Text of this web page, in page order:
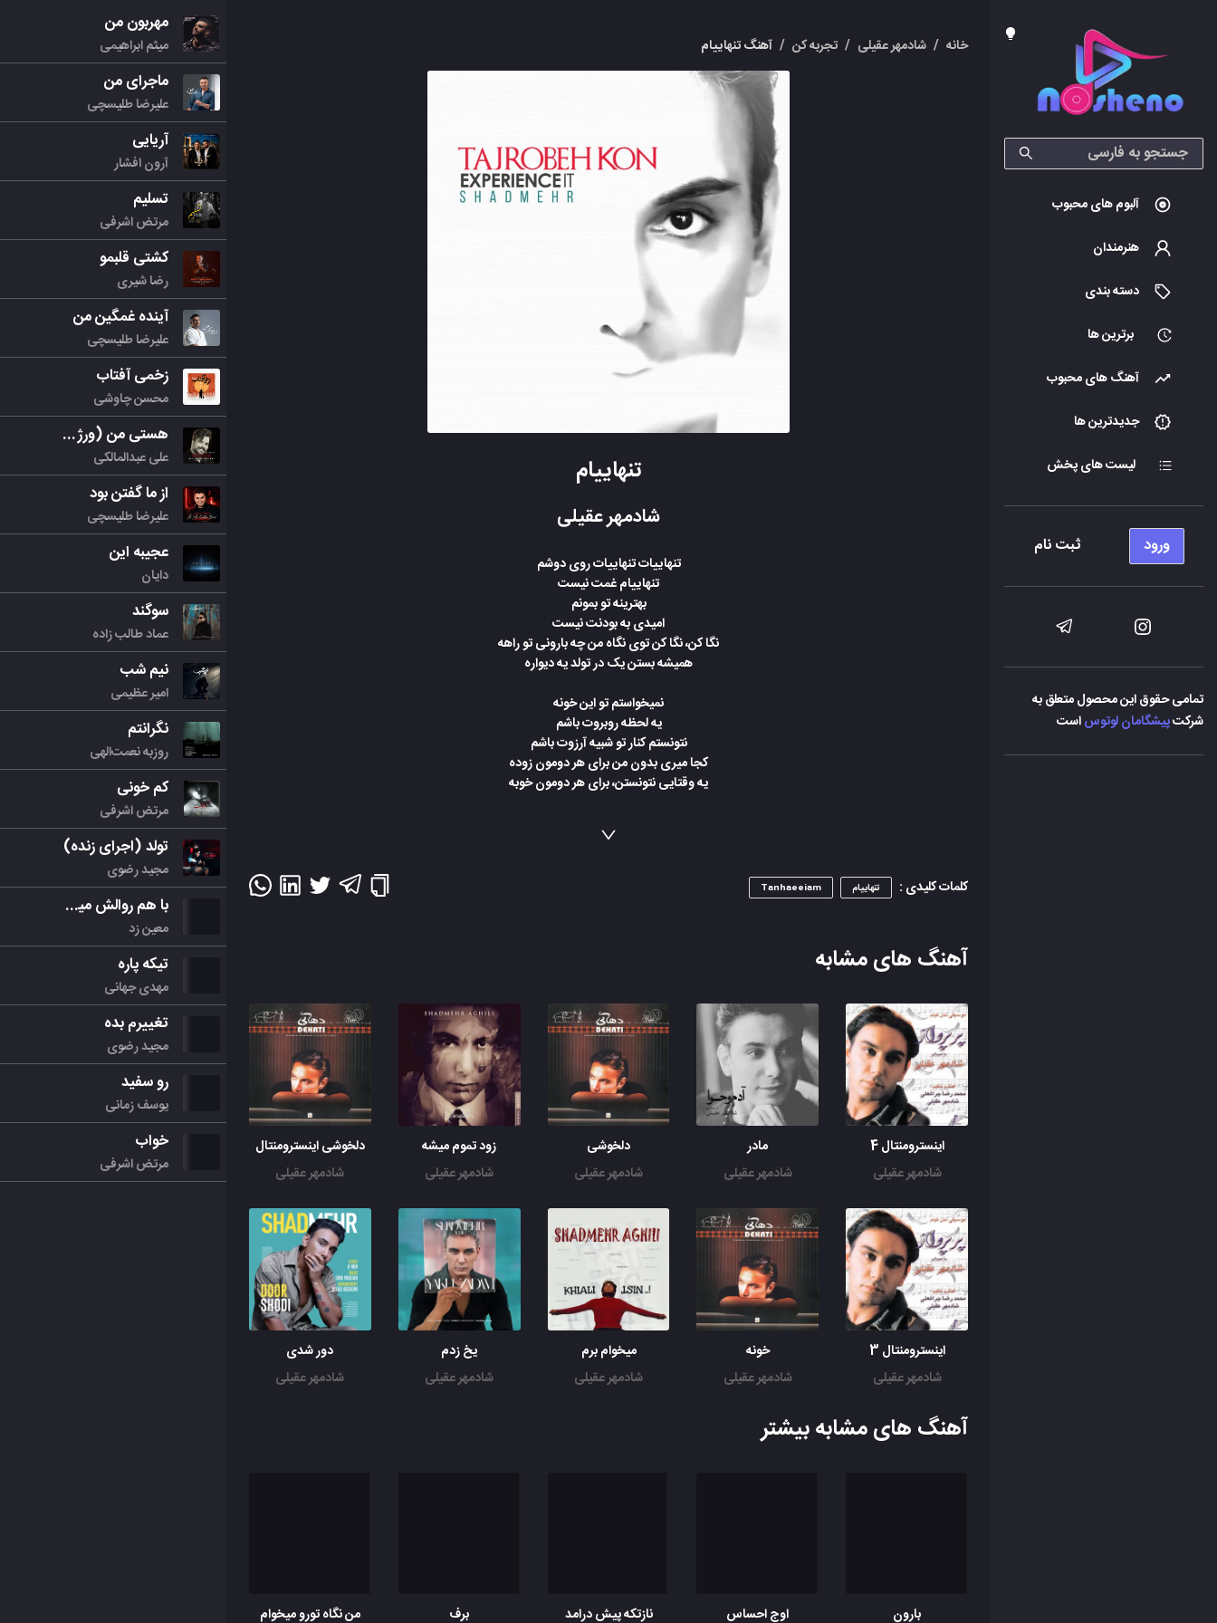
آلبوم های محبوب
هنرمندان
دسته بندی
برترین ها
آهنگ های محبوب
جدیدترین ها
لیست های پخش
ورود ثبت نام
تمامی حقوق این محصول متعلق به
شرکتپیشگامان لوتوساست
خانه / شادمهر عقیلی / تجربه کن / آهنگ تنهاییام
تنهاییام
شادمهر عقیلی
تنهاییات تنهاییات روی دوشم
تنهاییام غمت نیست
بهترینه تو بمونم
امیدی به بودنت نیست
نگا کن، نگا کن توی نگاه من چه بارونی تو راهه
همیشه بستن یک در تولد یه دیواره
نمیخواستم تو این خونه
یه لحظه روبروت باشم
نتونستم کنار تو شبیه آرزوت باشم
کجا میری بدون من برای هر دومون زوده
یه وقتایی نتونستن، برای هر دومون خوبه
چشامو بستم از تو، دوتا دست ارزو کردم
یه وقتایی نتونستن، برای هر دومون خوبه
کلمات کلیدی : تنهاییام Tanhaeeiam
آهنگ های مشابه
اینسترومنتال 4
شادمهر عقیلی
مادر
شادمهر عقیلی
دلخوشی
شادمهر عقیلی
زود تموم میشه
شادمهر عقیلی
دلخوشی اینسترومنتال
شادمهر عقیلی
اینسترومنتال 3
شادمهر عقیلی
خونه
شادمهر عقیلی
میخوام برم
شادمهر عقیلی
یخ زدم
شادمهر عقیلی
دور شدی
شادمهر عقیلی
آهنگ های مشابه بیشتر
بارون اوج احساس نازتکه پیش درامد برف من نگاه تورو میخوام
مهربون من
میثم ابراهیمی
ماجرای من
علیرضا طلیسچی
آریایی
آرون افشار
تسلیم
مرتض اشرفی
کشتی قلبمو
رضا شیری
آینده غمگین من
علیرضا طلیسچی
زخمی آفتاب
محسن چاوشی
هستی من (ورژن جدید)
علی عبدالمالکی
از ما گفتن بود
علیرضا طلیسچی
عجیبه این
دایان
سوگند
عماد طالب زاده
نیم شب
امیر عظیمی
نگرانتم
روزبه نعمت‌الهی
کم خونی
مرتض اشرفی
تولد (اجرای زنده)
مجید رضوی
با هم روالش میکنیم
معین زد
تیکه پاره
مهدی جهانی
تغییرم بده
مجید رضوی
رو سفید
یوسف زمانی
خواب
مرتض اشرفی